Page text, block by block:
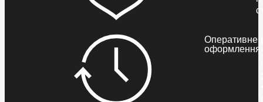
Оперативне
оформлення